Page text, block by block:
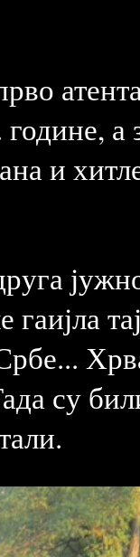
а
и
гаијла
Србе...
су